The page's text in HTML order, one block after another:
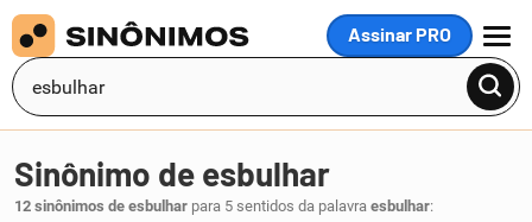
Assinar PRO
MENU
Sinônimo de esbulhar
12 sinônimos de esbulhar para 5 sentidos da palavra esbulhar: